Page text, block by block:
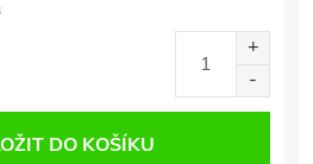
DO KOŠÍKU